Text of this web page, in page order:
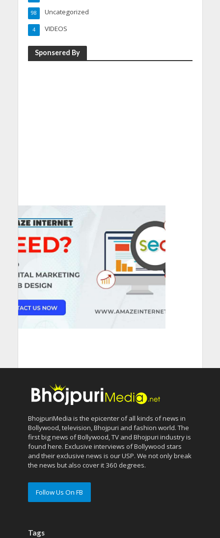
Uncategorized
98
VIDEOS
4
Sponsered By
BhojpuriMedia is the epicenter of all kinds of news in
Bollywood, television, Bhojpuri and fashion world. The
first big news of Bollywood, TV and Bhojpuri industry is
found here. Exclusive interviews of Bollywood stars
and their exclusive news is our USP. We not only break
the news but also cover it 360 degrees.
Follow Us On FB
Tags